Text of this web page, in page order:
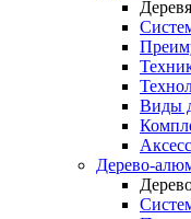
Виды
Дерево-